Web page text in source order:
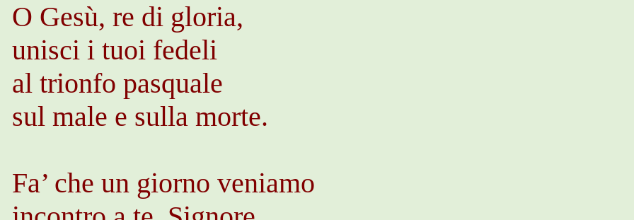
O Gesù, re di gloria,
unisci i tuoi fedeli
al trionfo pasquale
sul male e sulla morte.
Fa’ che un giorno veniamo